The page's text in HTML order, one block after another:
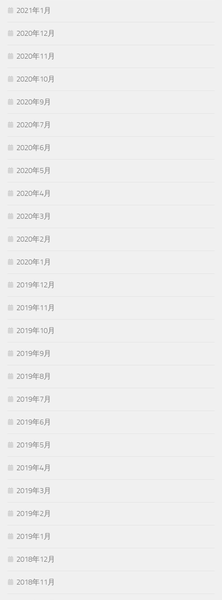
2021年1月
2020年12月
2020年11月
2020年10月
2020年9月
2020年7月
2020年6月
2020年5月
2020年4月
2020年3月
2020年2月
2020年1月
2019年12月
2019年11月
2019年10月
2019年9月
2019年8月
2019年7月
2019年6月
2019年5月
2019年4月
2019年3月
2019年2月
2019年1月
2018年12月
2018年11月